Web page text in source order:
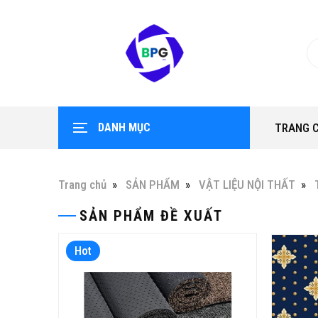
DANH MỤC TRANG
Trang chủ SẢN PHẨM VẬT LIỆU NỘI THẤT
SẢN PHẨM ĐỀ XUẤT
Hot